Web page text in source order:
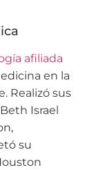
afiliada
en la
Realizó sus
Israel
su